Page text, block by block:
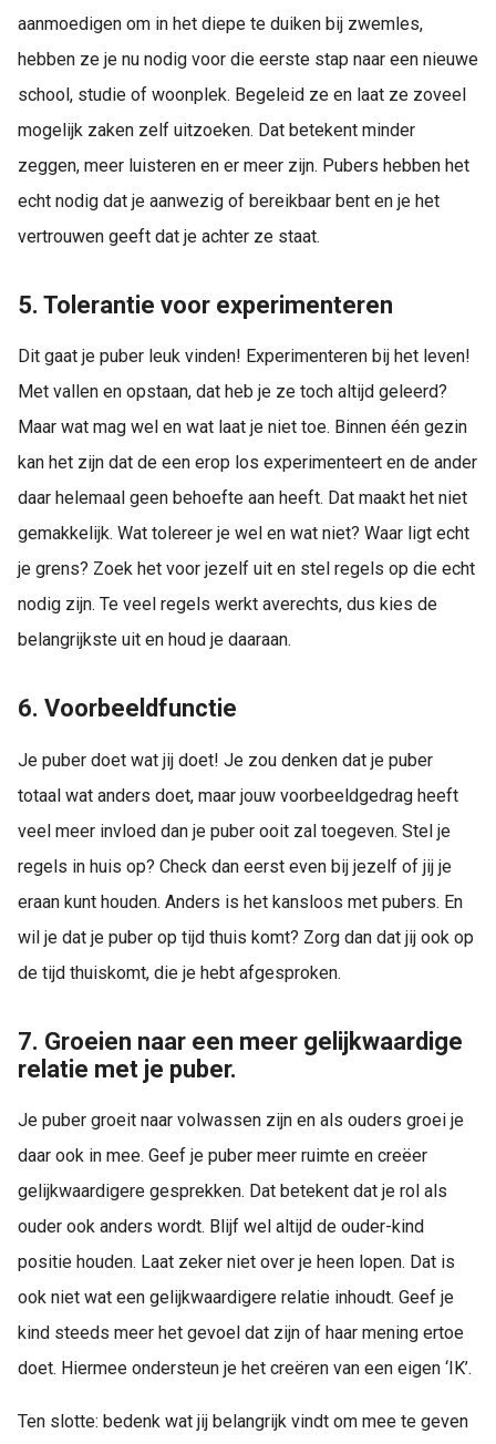
aanmoedigen om in het diepe te duiken bij zwemles,
hebben ze je nu nodig voor die eerste stap naar een nieuwe
school, studie of woonplek. Begeleid ze en laat ze zoveel
mogelijk zaken zelf uitzoeken. Dat betekent minder
zeggen, meer luisteren en er meer zijn. Pubers hebben het
echt nodig dat je aanwezig of bereikbaar bent en je het
vertrouwen geeft dat je achter ze staat.
5. Tolerantie voor experimenteren
Dit gaat je puber leuk vinden! Experimenteren bij het leven!
Met vallen en opstaan, dat heb je ze toch altijd geleerd?
Maar wat mag wel en wat laat je niet toe. Binnen één gezin
kan het zijn dat de een erop los experimenteert en de ander
daar helemaal geen behoefte aan heeft. Dat maakt het niet
gemakkelijk. Wat tolereer je wel en wat niet? Waar ligt echt
je grens? Zoek het voor jezelf uit en stel regels op die echt
nodig zijn. Te veel regels werkt averechts, dus kies de
belangrijkste uit en houd je daaraan.
6. Voorbeeldfunctie
Je puber doet wat jij doet! Je zou denken dat je puber
totaal wat anders doet, maar jouw voorbeeldgedrag heeft
veel meer invloed dan je puber ooit zal toegeven. Stel je
regels in huis op? Check dan eerst even bij jezelf of jij je
eraan kunt houden. Anders is het kansloos met pubers. En
wil je dat je puber op tijd thuis komt? Zorg dan dat jij ook op
de tijd thuiskomt, die je hebt afgesproken.
7. Groeien naar een meer gelijkwaardige
relatie met je puber.
Je puber groeit naar volwassen zijn en als ouders groei je
daar ook in mee. Geef je puber meer ruimte en creëer
gelijkwaardigere gesprekken. Dat betekent dat je rol als
ouder ook anders wordt. Blijf wel altijd de ouder-kind
positie houden. Laat zeker niet over je heen lopen. Dat is
ook niet wat een gelijkwaardigere relatie inhoudt. Geef je
kind steeds meer het gevoel dat zijn of haar mening ertoe
doet. Hiermee ondersteun je het creëren van een eigen ‘IK’.
Ten slotte: bedenk wat jij belangrijk vindt om mee te geven